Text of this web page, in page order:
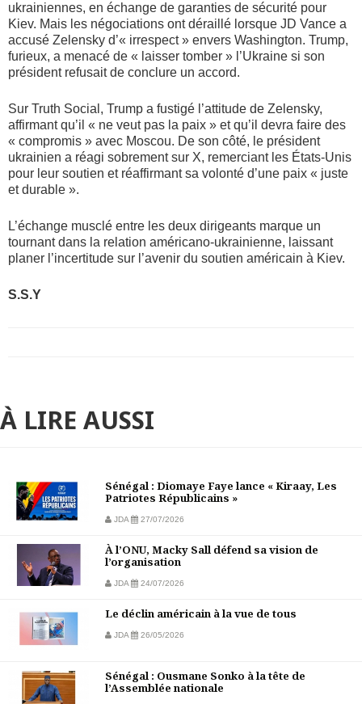
ukrainiennes, en échange de garanties de sécurité pour
Kiev. Mais les négociations ont déraillé lorsque JD Vance a
accusé Zelensky d’« irrespect » envers Washington. Trump,
furieux, a menacé de « laisser tomber » l’Ukraine si son
président refusait de conclure un accord.
Sur Truth Social, Trump a fustigé l’attitude de Zelensky,
affirmant qu’il « ne veut pas la paix » et qu’il devra faire des
« compromis » avec Moscou. De son côté, le président
ukrainien a réagi sobrement sur X, remerciant les États-Unis
pour leur soutien et réaffirmant sa volonté d’une paix « juste
et durable ».
L’échange musclé entre les deux dirigeants marque un
tournant dans la relation américano-ukrainienne, laissant
planer l’incertitude sur l’avenir du soutien américain à Kiev.
S.S.Y
À LIRE AUSSI
Sénégal : Diomaye Faye lance « Kiraay, Les
Patriotes Républicains »
JDA 27/07/2026
À l’ONU, Macky Sall défend sa vision de
l’organisation
JDA 24/07/2026
Le déclin américain à la vue de tous
JDA 26/05/2026
Sénégal : Ousmane Sonko à la tête de
l’Assemblée nationale